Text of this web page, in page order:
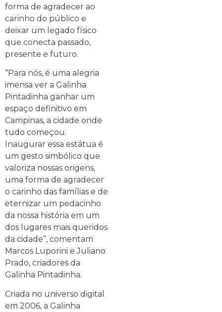
forma de agradecer ao
carinho do público e
deixar um legado físico
que conecta passado,
presente e futuro.
“Para nós, é uma alegria
imensa ver a Galinha
Pintadinha ganhar um
espaço definitivo em
Campinas, a cidade onde
tudo começou.
Inaugurar essa estátua é
um gesto simbólico que
valoriza nossas origens,
uma forma de agradecer
o carinho das famílias e de
eternizar um pedacinho
da nossa história em um
dos lugares mais queridos
da cidade”, comentam
Marcos Luporini e Juliano
Prado, criadores da
Galinha Pintadinha.
Criada no universo digital
em 2006, a Galinha